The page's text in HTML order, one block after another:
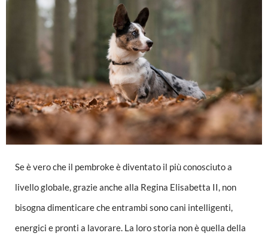
Se è vero che il pembroke è diventato il più conosciuto a
livello globale, grazie anche alla Regina Elisabetta II, non
bisogna dimenticare che entrambi sono cani intelligenti,
energici e pronti a lavorare. La loro storia non è quella della